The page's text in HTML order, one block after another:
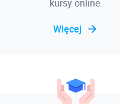
kursy online.
Więcej